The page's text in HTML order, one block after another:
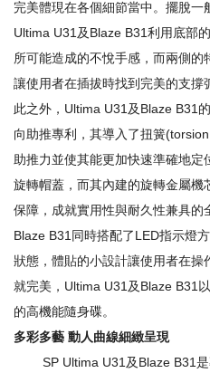
完美體現在各個細節當中。擺脫一
Ultima U31及Blaze B31利用底部
所可能造成的不悅手感，而兩側
讓使用者在插拔時找到完美的支撐
此之外，Ultima U31及Blaze B31
向助推專利，其導入了扭簧
助推力並使其能更加快速準確地
旋轉帽蓋，而其內建的旋轉金屬機
保障，成就實用性與耐久性兼具的
Blaze B31同時搭配了LED指示燈
狀態，體貼的小設計讓使用者在
就完美，Ultima U31及Blaze B31
的高機能隨身碟。
多彩多藝 動人曲線細緻呈現
SP Ultima U31及Blaze B31是